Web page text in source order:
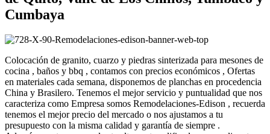
Cumbaya
Colocación de granito, cuarzo y piedras sinterizada para mesones de
cocina , baños y bbq , contamos con precios económicos , Ofertas
en materiales cada semana, disponemos de planchas en procedencia
China y Brasilero. Tenemos el mejor servicio y puntualidad que nos
caracteriza como Empresa somos Remodelaciones-Edison , recuerda
tenemos el mejor precio del mercado o nos ajustamos a tu
presupuesto con la misma calidad y garantía de siempre .